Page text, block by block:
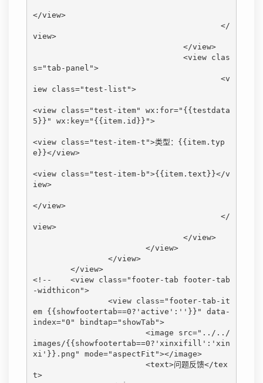
</view>
view>
s="tab-panel">
iew class="test-list">
<view class="test-item" wx:for="{{testdata
5}}" wx:key="{{item.id}}">
<view class="test-item-t">类型：{{item.typ
e}}</view>
<view class="test-item-b">{{item.text}}</v
iew>
</view>
view>
<!-- 	<view class="footer-tab footer-tab
-widthicon">
em {{showfootertab==0?'active':''}}" data-
index="0" bindtap="showTab">
images/{{showfootertab==0?'xinxifill':'xin
xi'}}.png" mode="aspectFit"></image>
t>